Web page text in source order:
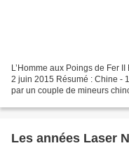
L’Homme aux Poings de Fer
2 juin 2015 Résumé : Chine -
par un couple de mineurs
Les années Laser